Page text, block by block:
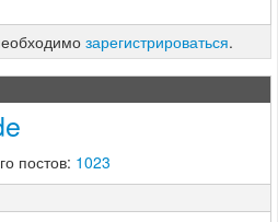
зарегистрироваться.
постов: 1023